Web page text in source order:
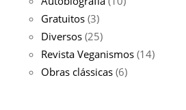
Gratuitos (3)
Diversos (25)
Revista Veganismos (14)
Obras clássicas (6)